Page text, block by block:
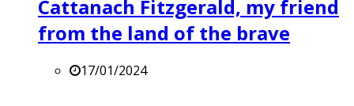
Cattanach Fitzgerald, my friend
from the land of the brave
17/01/2024